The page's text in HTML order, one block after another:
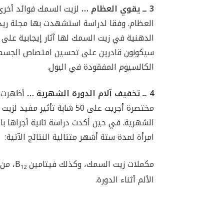
3 ــ يقوي العظام …
لزيت السمك فوائد
العظام. وفقا لدراسة استشهدت بها مجلة
الدهنية في زيت السمك لها آثار إيجابية
سيكونون قادرين على تحسين امتصاص
الكالسيوم المفقودة في البول.
4 ــ
تخفيف آلام الدورة الشهرية …
مختصرة أجريت على 50 شابة
امرأة لمدة ستة أشهر متتالية النتائج الآتية:
مكملات زيت السمك، وكذلك فيتامين B12
،
الألم أثناء الدورة.